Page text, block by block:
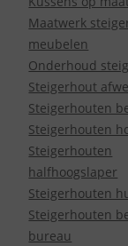
Maatwerk
meubelen
Onderhoud
Steigerhout
Steigerhouten
Steigerhouten
Steigerhouten
halfhoogslaper
Steigerhouten
Steigerhouten
bureau